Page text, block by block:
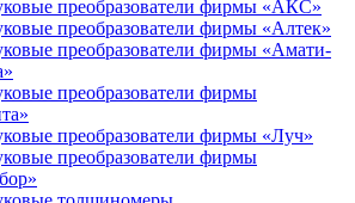
преобразователи фирмы «АКС»
преобразователи фирмы «Алтек»
преобразователи фирмы «Амати-
преобразователи фирмы
преобразователи фирмы «Луч»
преобразователи фирмы